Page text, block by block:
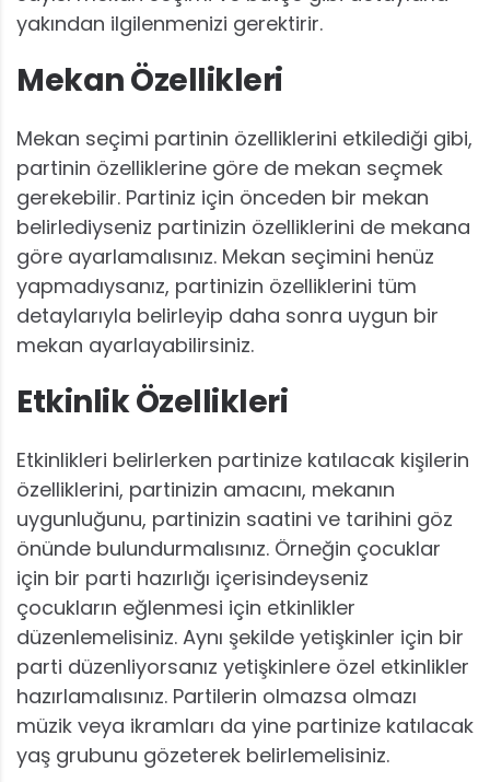
yakından ilgilenmenizi gerektirir.
Mekan Özellikleri
Mekan seçimi partinin özelliklerini etkilediği gibi,
partinin özelliklerine göre de mekan seçmek
gerekebilir. Partiniz için önceden bir mekan
belirlediyseniz partinizin özelliklerini de mekana
göre ayarlamalısınız. Mekan seçimini henüz
yapmadıysanız, partinizin özelliklerini tüm
detaylarıyla belirleyip daha sonra uygun bir
mekan ayarlayabilirsiniz.
Etkinlik Özellikleri
Etkinlikleri belirlerken partinize katılacak kişilerin
özelliklerini, partinizin amacını, mekanın
uygunluğunu, partinizin saatini ve tarihini göz
önünde bulundurmalısınız. Örneğin çocuklar
için bir parti hazırlığı içerisindeyseniz
çocukların eğlenmesi için etkinlikler
düzenlemelisiniz. Aynı şekilde yetişkinler için bir
parti düzenliyorsanız yetişkinlere özel etkinlikler
hazırlamalısınız. Partilerin olmazsa olmazı
müzik veya ikramları da yine partinize katılacak
yaş grubunu gözeterek belirlemelisiniz.